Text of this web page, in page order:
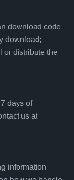
download;
or distribute the
purchase. To initiate a refund, please contact us at